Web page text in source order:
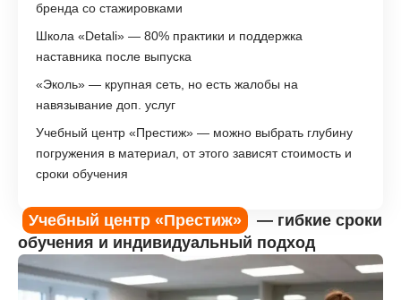
бренда со стажировками
Школа «Detali» — 80% практики и поддержка
наставника после выпуска
«Эколь» — крупная сеть, но есть жалобы на
навязывание доп. услуг
Учебный центр «Престиж» — можно выбрать глубину
погружения в материал, от этого зависят стоимость и
сроки обучения
Учебный центр «Престиж»
— гибкие сроки
обучения и индивидуальный подход